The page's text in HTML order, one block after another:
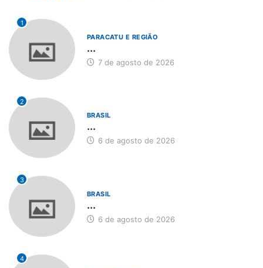
1
PARACATU E REGIÃO
...
7 de agosto de 2026
2
BRASIL
...
6 de agosto de 2026
3
BRASIL
...
6 de agosto de 2026
4